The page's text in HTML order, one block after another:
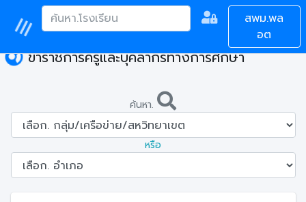
สพม.พล
อต
ข้าราชการครูและบุคลากรทางการศึกษา
ค้นหา.
หรือ